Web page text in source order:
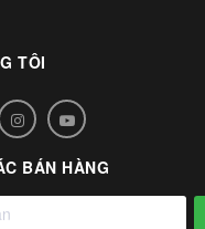
TÔI
BÁN HÀNG